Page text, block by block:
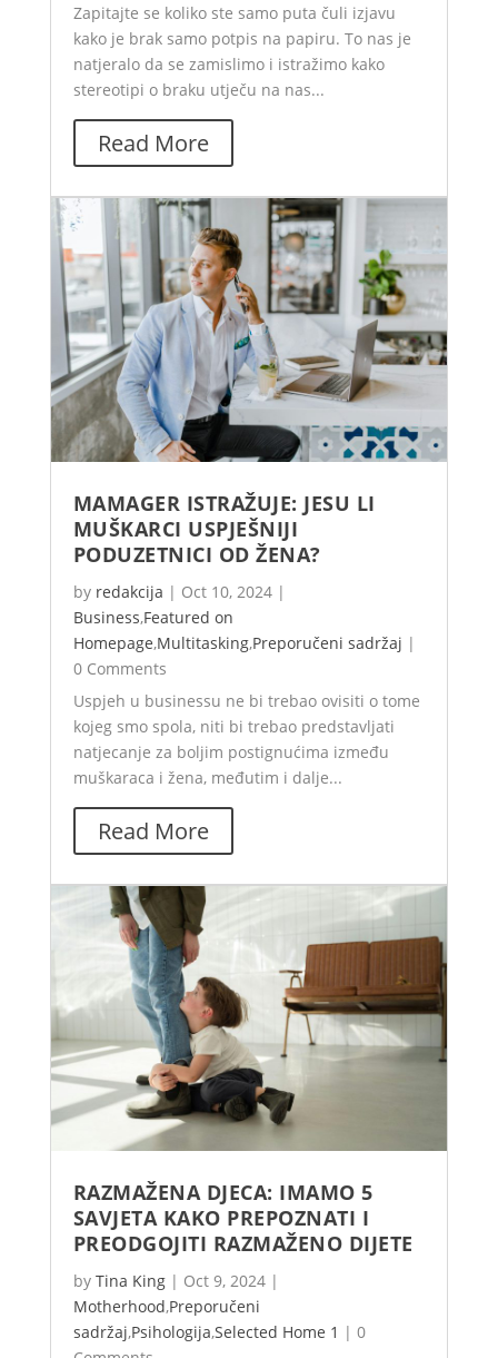
Zapitajte se koliko ste samo puta čuli izjavu
kako je brak samo potpis na papiru. To nas je
natjeralo da se zamislimo i istražimo kako
stereotipi o braku utječu na nas...
Read More
MAMAGER ISTRAŽUJE: JESU LI
MUŠKARCI USPJEŠNIJI
PODUZETNICI OD ŽENA?
by redakcija | Oct 10, 2024 |
Business,Featured on
Homepage,Multitasking,Preporučeni sadržaj |
0 Comments
Uspjeh u businessu ne bi trebao ovisiti o tome
kojeg smo spola, niti bi trebao predstavljati
natjecanje za boljim postignućima između
muškaraca i žena, međutim i dalje...
Read More
RAZMAŽENA DJECA: IMAMO 5
SAVJETA KAKO PREPOZNATI I
PREODGOJITI RAZMAŽENO DIJETE
by Tina King | Oct 9, 2024 |
Motherhood,Preporučeni
sadržaj,Psihologija,Selected Home 1 | 0